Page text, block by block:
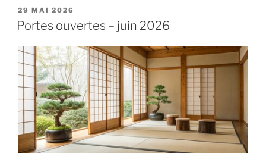
PUBLIÉ
LE
29 MAI 2026
Portes ouvertes – juin 2026